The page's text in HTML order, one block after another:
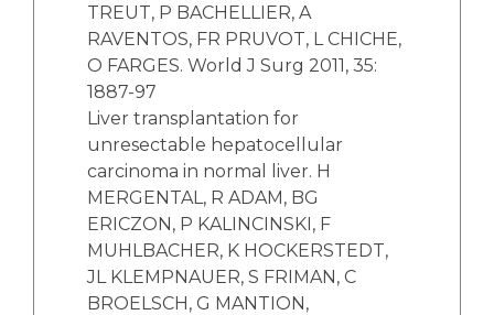
TREUT, P BACHELLIER, A
RAVENTOS, FR PRUVOT, L CHICHE,
O FARGES. World J Surg 2011, 35:
1887-97
Liver transplantation for
unresectable hepatocellular
carcinoma in normal liver. H
MERGENTAL, R ADAM, BG
ERICZON, P KALINCINSKI, F
MUHLBACHER, K HOCKERSTEDT,
JL KLEMPNAUER, S FRIMAN, C
BROELSCH, G MANTION,